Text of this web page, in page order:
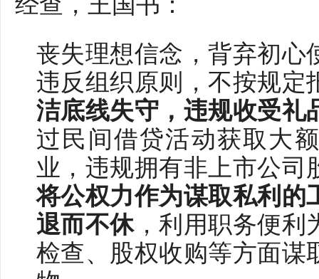
丧失理想信念，背弃初心
违反组织原则，不按规定
洁底线失守，违规收受礼
过民间借贷活动获取大
业，违规拥有非上市公司
将公权力作为谋取私利的
退而不休，利用职务便利
检查、股权收购等方面谋